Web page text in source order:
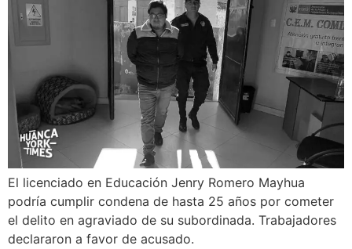
El licenciado en Educación Jenry Romero Mayhua
podría cumplir condena de hasta 25 años por cometer
el delito en agraviado de su subordinada. Trabajadores
declararon a favor de acusado.